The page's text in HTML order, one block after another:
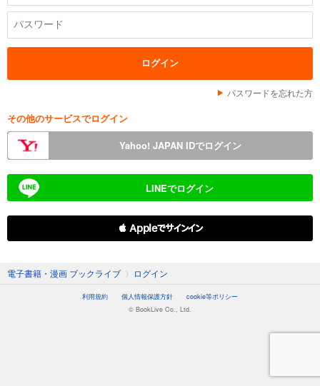
パスワードを忘れた方
その他のサービスでログイン
Yahoo! JAPAN IDでログイン
LINEでログイン
 Appleでサインイン
電子書籍・漫画 ブックライブ 〉 ログイン
利用規約 個人情報保護方針
cookie等ポリシー
© BookLive Co., Ltd.